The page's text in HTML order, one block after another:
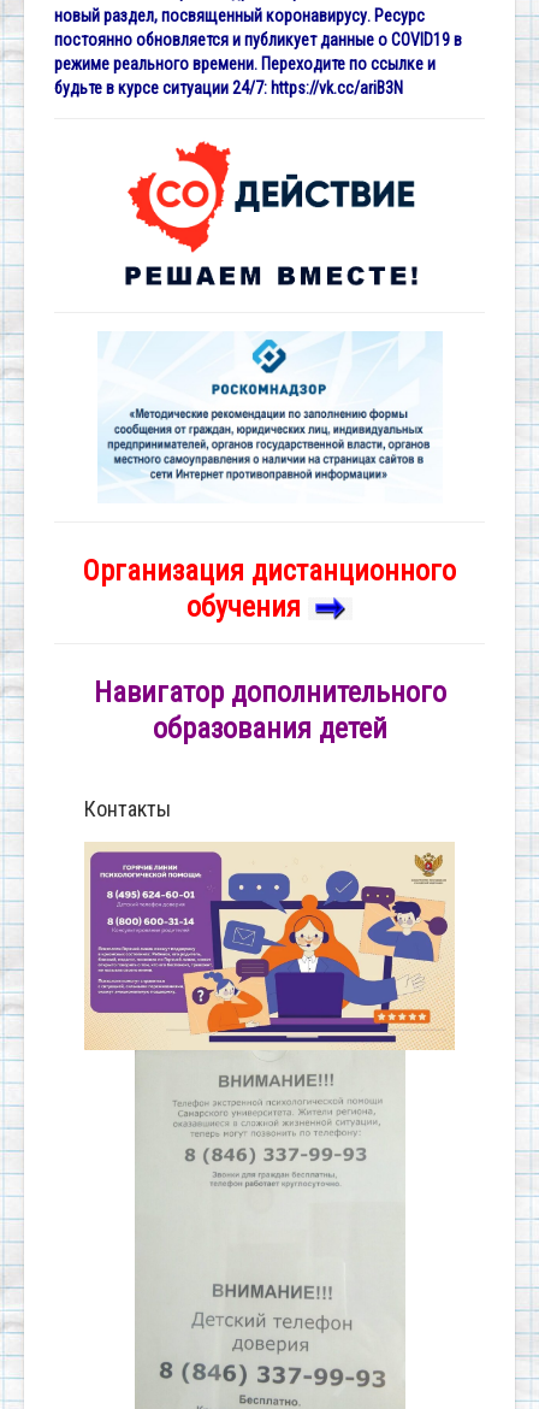
новый раздел, посвященный коронавирусу. Ресурс
постоянно обновляется и публикует данные о COVID19 в
режиме реального времени. Переходите по ссылке и
будьте в курсе ситуации 24/7: https://vk.cc/ariB3N
Организация дистанционного
обучения
Навигатор дополнительного
образования детей
Контакты